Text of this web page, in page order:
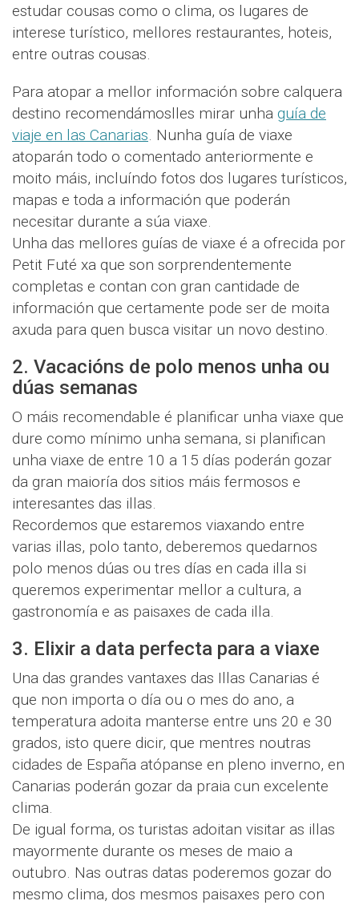
estudar cousas como o clima, os lugares de
interese turístico, mellores restaurantes, hoteis,
entre outras cousas.
Para atopar a mellor información sobre calquera
destino recomendámoslles mirar unha guía de
viaje en las Canarias. Nunha guía de viaxe
atoparán todo o comentado anteriormente e
moito máis, incluíndo fotos dos lugares turísticos,
mapas e toda a información que poderán
necesitar durante a súa viaxe.
Unha das mellores guías de viaxe é a ofrecida por
Petit Futé xa que son sorprendentemente
completas e contan con gran cantidade de
información que certamente pode ser de moita
axuda para quen busca visitar un novo destino.
2. Vacacións de polo menos unha ou
dúas semanas
O máis recomendable é planificar unha viaxe que
dure como mínimo unha semana, si planifican
unha viaxe de entre 10 a 15 días poderán gozar
da gran maioría dos sitios máis fermosos e
interesantes das illas.
Recordemos que estaremos viaxando entre
varias illas, polo tanto, deberemos quedarnos
polo menos dúas ou tres días en cada illa si
queremos experimentar mellor a cultura, a
gastronomía e as paisaxes de cada illa.
3. Elixir a data perfecta para a viaxe
Una das grandes vantaxes das Illas Canarias é
que non importa o día ou o mes do ano, a
temperatura adoita manterse entre uns 20 e 30
grados, isto quere dicir, que mentres noutras
cidades de España atópanse en pleno inverno, en
Canarias poderán gozar da praia cun excelente
clima.
De igual forma, os turistas adoitan visitar as illas
mayormente durante os meses de maio a
outubro. Nas outras datas poderemos gozar do
mesmo clima, dos mesmos paisaxes pero con